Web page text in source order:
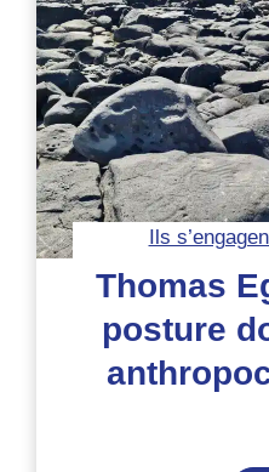
Ils
Thomas
posture